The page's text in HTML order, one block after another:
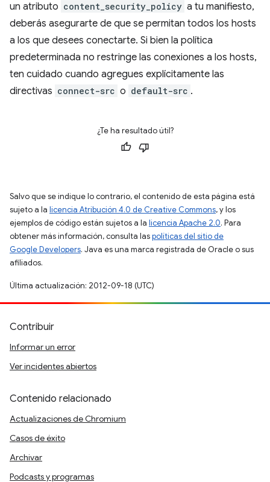
un atributo content_security_policy a tu manifiesto,
deberás asegurarte de que se permitan todos los hosts
a los que desees conectarte. Si bien la política
predeterminada no restringe las conexiones a los hosts,
ten cuidado cuando agregues explícitamente las
directivas connect-src o default-src .
¿Te ha resultado útil?
Salvo que se indique lo contrario, el contenido de esta página está
sujeto a la licencia Atribución 4.0 de Creative Commons, y los
ejemplos de código están sujetos a la licencia Apache 2.0. Para
obtener más información, consulta laspolíticas del sitio de
Google Developers. Java es una marca registrada de Oracle o sus
afiliados.
Última actualización: 2012-09-18 (UTC)
Contribuir
Informar un error
Ver incidentes abiertos
Contenido relacionado
Actualizaciones de Chromium
Casos de éxito
Archivar
Podcasts y programas